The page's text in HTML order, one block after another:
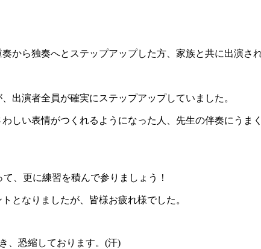
から独奏へとステップアップした方、家族と共に出演さ
出演者全員が確実にステップアップしていました。
しい表情がつくれるようになった人、先生の伴奏にうま
、更に練習を積んで参りましょう！
となりましたが、皆様お疲れ様でした。
、恐縮しております。(汗)